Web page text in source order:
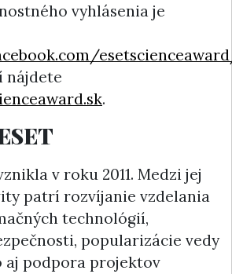
vyhlásenia je
nájdete
.
v roku 2011. Medzi jej
patrí rozvíjanie vzdelania
technológií,
popularizácie vedy
aj podpora projektov